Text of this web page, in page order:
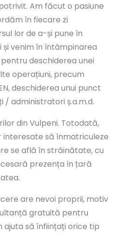
Am făcut o pasiune
în fiecare zi
lor de a-și pune în
venim în întâmpinarea
deschiderea unei
operațiuni, precum
deschiderea unui punct
/ administratori ș.a.m.d.
din Vulpeni. Totodată,
să înmatriculeze
se află în străinătate, cu
prezența în țară
are nevoi proprii, motiv
gratuită pentru
să înființați orice tip